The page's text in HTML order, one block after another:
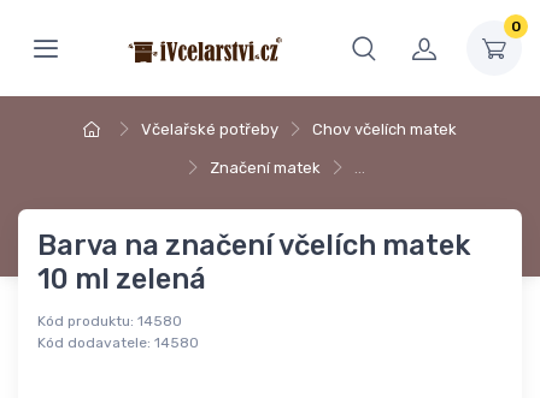
0
Včelařské potřeby Chov včelích matek
Značení matek …
Barva na značení včelích matek
10 ml zelená
Kód produktu: 14580
Kód dodavatele: 14580